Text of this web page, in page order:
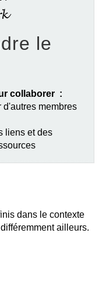
le
collaborer :
d'autres membres
liens et des
dans le contexte
ailleurs.